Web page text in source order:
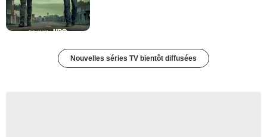
Nouvelles séries TV bientôt diffusées